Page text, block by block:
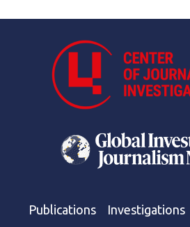
Publications Investigations